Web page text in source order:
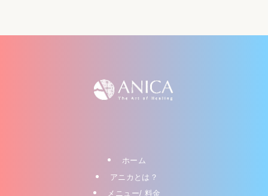
ホーム
アニカとは？
メニュー/ 料金